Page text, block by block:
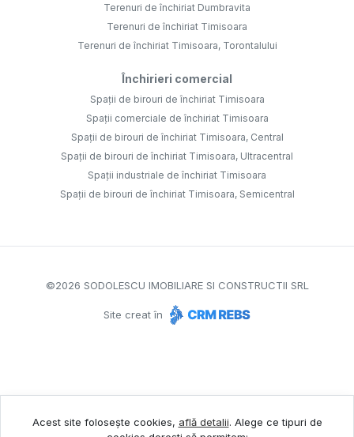
Terenuri de închiriat Dumbravita
Terenuri de închiriat Timisoara
Terenuri de închiriat Timisoara, Torontalului
Închirieri comercial
Spații de birouri de închiriat Timisoara
Spații comerciale de închiriat Timisoara
Spații de birouri de închiriat Timisoara, Central
Spații de birouri de închiriat Timisoara, Ultracentral
Spații industriale de închiriat Timisoara
Spații de birouri de închiriat Timisoara, Semicentral
©2026 SODOLESCU IMOBILIARE SI CONSTRUCTII SRL
Site creat în
Acest site folosește cookies, află detalii. Alege ce tipuri de